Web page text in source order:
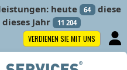
heute 64 diese
dieses Jahr 11 204
VERDIENEN SIE MIT UNS